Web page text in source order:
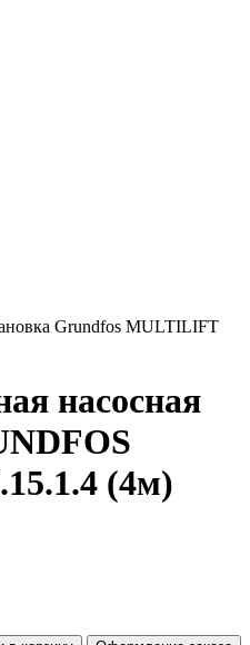
Grundfos MULTILIFT
насосная
(4м)